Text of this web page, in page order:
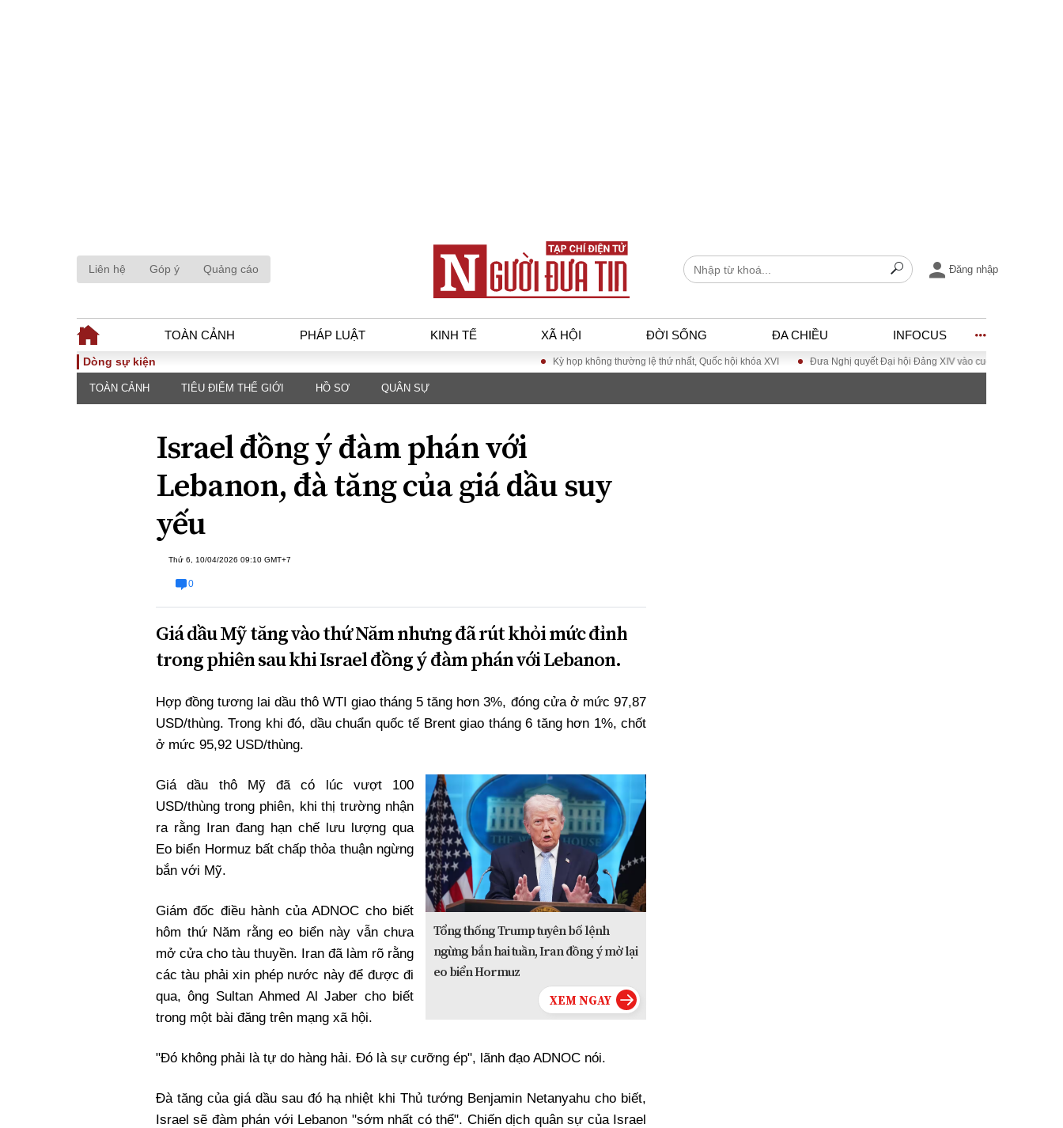
Liên hệ Góp ý Quảng cáo Đăng nhập
TOÀN CẢNH PHÁP LUẬT KINH TẾ XÃ HỘI ĐỜI SỐNG ĐA CHIỀU INFOCUS
TOÀN CẢNH
Chính sách
Đối thoại
PHÁP LUẬT
luật
Góc nhìn luật gia
Hồ sơ điều tra
Tiếng nói công dân
Tài chính - Ngân
hàng
Kinh tế vĩ mô
ĐA CHIỀU
Quan điểm
Xi nhan Trái Phải
Bạn đọc viết
INFOCUS
Dòng sự kiện Kỳ họp không thường lệ thứ nhất, Quốc hội khóa XVI Đưa Nghị quyết Đại hội Đảng XIV vào cuộc sống
TOÀN CẢNH TIÊU ĐIỂM THẾ GIỚI HỒ SƠ QUÂN SỰ
Israel đồng ý đàm phán với
Lebanon, đà tăng của giá dầu suy
yếu
Thứ 6, 10/04/2026 09:10 GMT+7
0
Giá dầu Mỹ tăng vào thứ Năm nhưng đã rút khỏi mức đỉnh
trong phiên sau khi Israel đồng ý đàm phán với Lebanon.
Hợp đồng tương lai dầu thô WTI giao tháng 5 tăng hơn 3%, đóng cửa ở mức 97,87
USD/thùng. Trong khi đó, dầu chuẩn quốc tế Brent giao tháng 6 tăng hơn 1%, chốt
ở mức 95,92 USD/thùng.
Tổng thống Trump tuyên bố lệnh
ngừng bắn hai tuần, Iran đồng ý mở lại
eo biển Hormuz
Giá dầu thô Mỹ đã có lúc vượt 100
USD/thùng trong phiên, khi thị trường nhận
ra rằng Iran đang hạn chế lưu lượng qua
Eo biển Hormuz bất chấp thỏa thuận ngừng
bắn với Mỹ.
Giám đốc điều hành của ADNOC cho biết
hôm thứ Năm rằng eo biển này vẫn chưa
mở cửa cho tàu thuyền. Iran đã làm rõ rằng
các tàu phải xin phép nước này để được đi
qua, ông Sultan Ahmed Al Jaber cho biết
trong một bài đăng trên mạng xã hội.
"Đó không phải là tự do hàng hải. Đó là sự cưỡng ép", lãnh đạo ADNOC nói.
Đà tăng của giá dầu sau đó hạ nhiệt khi Thủ tướng Benjamin Netanyahu cho biết,
Israel sẽ đàm phán với Lebanon "sớm nhất có thể". Chiến dịch quân sự của Israel